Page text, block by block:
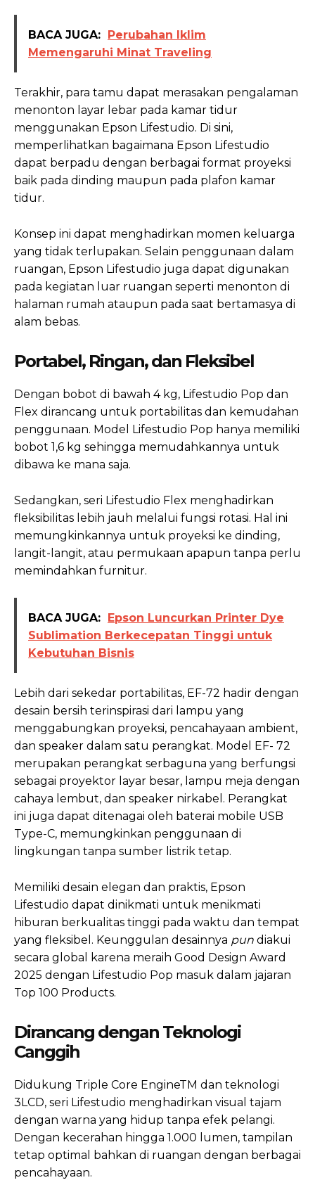
BACA JUGA: Perubahan Iklim
Memengaruhi Minat Traveling
Terakhir, para tamu dapat merasakan pengalaman
menonton layar lebar pada kamar tidur
menggunakan Epson Lifestudio. Di sini,
memperlihatkan bagaimana Epson Lifestudio
dapat berpadu dengan berbagai format proyeksi
baik pada dinding maupun pada plafon kamar
tidur.
Konsep ini dapat menghadirkan momen keluarga
yang tidak terlupakan. Selain penggunaan dalam
ruangan, Epson Lifestudio juga dapat digunakan
pada kegiatan luar ruangan seperti menonton di
halaman rumah ataupun pada saat bertamasya di
alam bebas.
Portabel, Ringan, dan Fleksibel
Dengan bobot di bawah 4 kg, Lifestudio Pop dan
Flex dirancang untuk portabilitas dan kemudahan
penggunaan. Model Lifestudio Pop hanya memiliki
bobot 1,6 kg sehingga memudahkannya untuk
dibawa ke mana saja.
Sedangkan, seri Lifestudio Flex menghadirkan
fleksibilitas lebih jauh melalui fungsi rotasi. Hal ini
memungkinkannya untuk proyeksi ke dinding,
langit-langit, atau permukaan apapun tanpa perlu
memindahkan furnitur.
BACA JUGA: Epson Luncurkan Printer Dye
Sublimation Berkecepatan Tinggi untuk
Kebutuhan Bisnis
Lebih dari sekedar portabilitas, EF-72 hadir dengan
desain bersih terinspirasi dari lampu yang
menggabungkan proyeksi, pencahayaan ambient,
dan speaker dalam satu perangkat. Model EF- 72
merupakan perangkat serbaguna yang berfungsi
sebagai proyektor layar besar, lampu meja dengan
cahaya lembut, dan speaker nirkabel. Perangkat
ini juga dapat ditenagai oleh baterai mobile USB
Type-C, memungkinkan penggunaan di
lingkungan tanpa sumber listrik tetap.
Memiliki desain elegan dan praktis, Epson
Lifestudio dapat dinikmati untuk menikmati
hiburan berkualitas tinggi pada waktu dan tempat
yang fleksibel. Keunggulan desainnya pun diakui
secara global karena meraih Good Design Award
2025 dengan Lifestudio Pop masuk dalam jajaran
Top 100 Products.
Dirancang dengan Teknologi
Canggih
Didukung Triple Core EngineTM dan teknologi
3LCD, seri Lifestudio menghadirkan visual tajam
dengan warna yang hidup tanpa efek pelangi.
Dengan kecerahan hingga 1.000 lumen, tampilan
tetap optimal bahkan di ruangan dengan berbagai
pencahayaan.